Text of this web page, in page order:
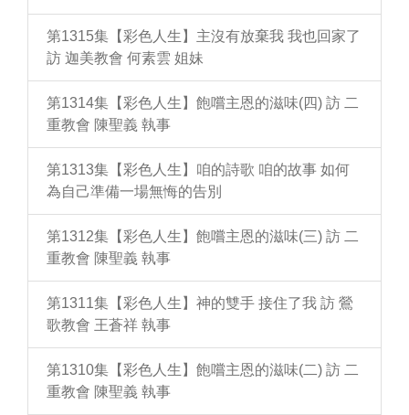
第1315集【彩色人生】主沒有放棄我 我也回家了
訪 迦美教會 何素雲 姐妹
第1314集【彩色人生】飽嚐主恩的滋味(四) 訪 二
重教會 陳聖義 執事
第1313集【彩色人生】咱的詩歌 咱的故事 如何
為自己準備一場無悔的告別
第1312集【彩色人生】飽嚐主恩的滋味(三) 訪 二
重教會 陳聖義 執事
第1311集【彩色人生】神的雙手 接住了我 訪 鶯
歌教會 王蒼祥 執事
第1310集【彩色人生】飽嚐主恩的滋味(二) 訪 二
重教會 陳聖義 執事